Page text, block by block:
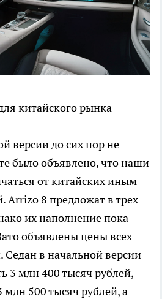
китайского рынка
версии до сих пор не
было объявлено, что наши
от китайских иным
Arrizo 8 предложат в трех
их наполнение пока
объявлены цены всех
Седан в начальной версии
3 млн 400 тысяч рублей,
500 тысяч рублей, а